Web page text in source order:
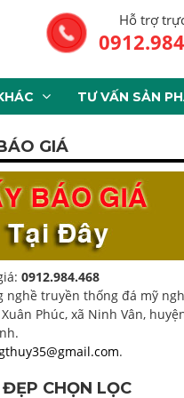
Hỗ trợ
TƯ VẤN SẢN
GIÁ
0912.984.468
nghề truyền thống đá mỹ
Phúc, xã Ninh Vân,
.
CHỌN LỌC